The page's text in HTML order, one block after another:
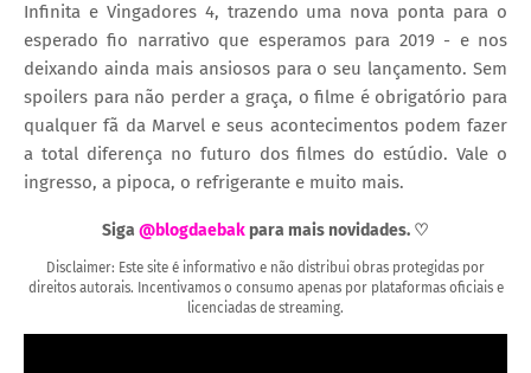
Infinita e Vingadores 4, trazendo uma nova ponta para o
esperado fio narrativo que esperamos para 2019 - e nos
deixando ainda mais ansiosos para o seu lançamento. Sem
spoilers para não perder a graça, o filme é obrigatório para
qualquer fã da Marvel e seus acontecimentos podem fazer
a total diferença no futuro dos filmes do estúdio. Vale o
ingresso, a pipoca, o refrigerante e muito mais.
Siga @blogdaebak para mais novidades. ♡
Disclaimer: Este site é informativo e não distribui obras protegidas por
direitos autorais. Incentivamos o consumo apenas por plataformas oficiais e
licenciadas de streaming.